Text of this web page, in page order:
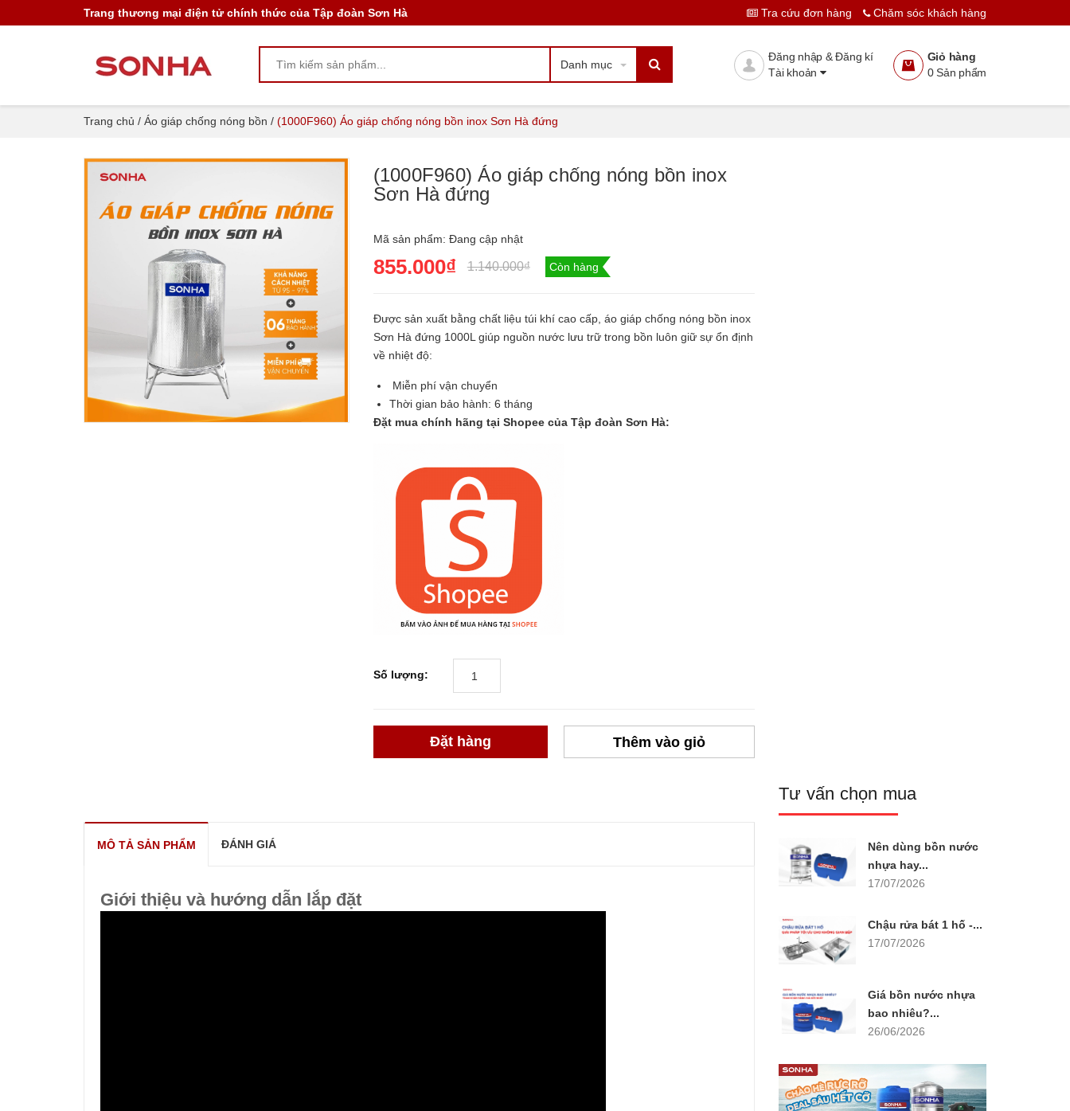
Trang thương mại điện tử chính thức của Tập đoàn Sơn Hà Tra cứu đơn hàng Chăm sóc khách hàng
Danh mục
Giỏ hàng
0Sản phẩm
Đăng nhập & Đăng kí
Tài khoản
Trang chủ / Áo giáp chống nóng bồn / (1000F960) Áo giáp chống nóng bồn inox Sơn Hà đứng
(1000F960) Áo giáp chống nóng bồn inox Sơn Hà đứng
Đặt hàng Thêm vào giỏ
(1000F960) Áo giáp chống nóng bồn inox
Sơn Hà đứng
Mã sản phẩm: Đang cập nhật
855.000₫ 1.140.000₫ Còn hàng
Được sản xuất bằng chất liệu túi khí cao cấp, áo giáp chống nóng bồn inox
Sơn Hà đứng 1000L giúp nguồn nước lưu trữ trong bồn luôn giữ sự ổn định
về nhiệt độ:
Miễn phí vận chuyển
Thời gian bảo hành: 6 tháng
Đặt mua chính hãng tại Shopee của Tập đoàn Sơn Hà:
Số lượng:
Đặt hàng Thêm vào giỏ
MÔ TẢ SẢN PHẨM ĐÁNH GIÁ
Giới thiệu và hướng dẫn lắp đặt
Tư vấn chọn mua
Nên dùng bồn nước
nhựa hay...
17/07/2026
Chậu rửa bát 1 hố -...
17/07/2026
Giá bồn nước nhựa
bao nhiêu?...
26/06/2026